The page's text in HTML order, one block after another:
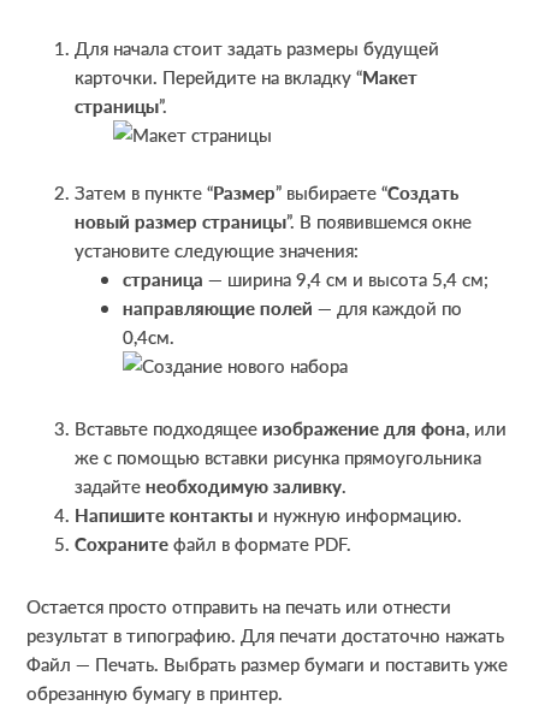
Для начала стоит задать размеры будущей
карточки. Перейдите на вкладку “Макет
страницы”.
Затем в пункте “Размер” выбираете “Создать
новый размер страницы”. В появившемся окне
установите следующие значения:
страница — ширина 9,4 см и высота 5,4 см;
направляющие полей — для каждой по
0,4см.
Вставьте подходящееизображение для фона, или
же с помощью вставки рисунка прямоугольника
задайтенеобходимую заливку.
Напишите контакты и нужную информацию.
Сохранитефайл в формате PDF.
Остается просто отправить на печать или отнести
результат в типографию. Для печати достаточно нажать
Файл — Печать. Выбрать размер бумаги и поставить уже
обрезанную бумагу в принтер.